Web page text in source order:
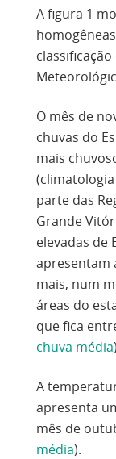
A figura 1
classificação
O mês de
chuvas do
mais
parte das
Grande
elevadas de
apresentam
mais, num
áreas do
que fica
chuva média
A
apresenta
mês de
média).